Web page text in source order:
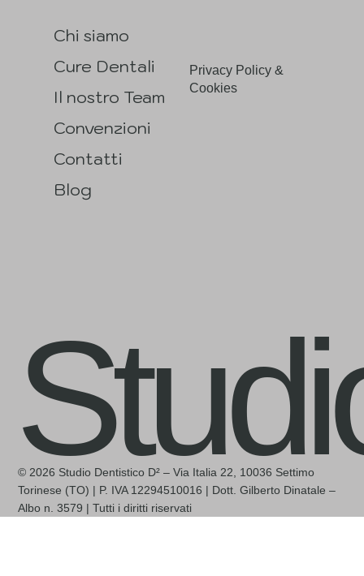
Chi siamo
Cure Dentali
Il nostro Team
Convenzioni
Contatti
Blog
Privacy Policy &
Cookies
© 2026 Studio Dentistico D² – Via Italia 22, 10036 Settimo
Torinese (TO) | P. IVA 12294510016 | Dott. Gilberto Dinatale –
Albo n. 3579 | Tutti i diritti riservati